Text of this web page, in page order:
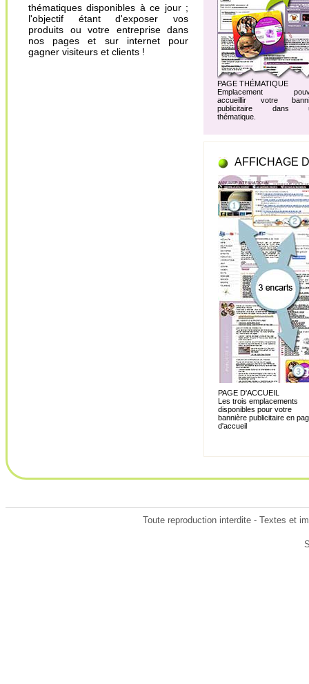
thématiques disponibles à ce jour ;
l'objectif étant d'exposer vos
produits ou votre entreprise dans
nos pages et sur internet pour
gagner visiteurs et clients !
PAGE THÉMATIQUE
Emplacement
accueillir votre
publicitaire dans
thématique.
AFFICHAGE
PAGE D'ACCUEIL
Les trois emplacements
disponibles pour votre
bannière publicitaire en
d'accueil
Toute reproduction interdite - Textes et